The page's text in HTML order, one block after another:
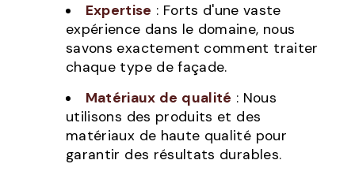
Expertise : Forts d'une vaste
expérience dans le domaine, nous
savons exactement comment traiter
chaque type de façade.
Matériaux de qualité : Nous
utilisons des produits et des
matériaux de haute qualité pour
garantir des résultats durables.